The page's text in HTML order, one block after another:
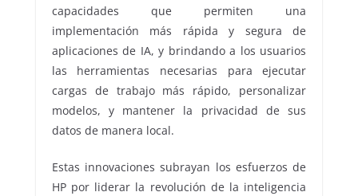
capacidades que permiten una
implementación más rápida y segura de
aplicaciones de IA, y brindando a los usuarios
las herramientas necesarias para ejecutar
cargas de trabajo más rápido, personalizar
modelos, y mantener la privacidad de sus
datos de manera local.
Estas innovaciones subrayan los esfuerzos de
HP por liderar la revolución de la inteligencia